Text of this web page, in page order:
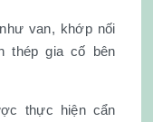
van, khớp nối
thép gia cố bên
thực hiện cẩn